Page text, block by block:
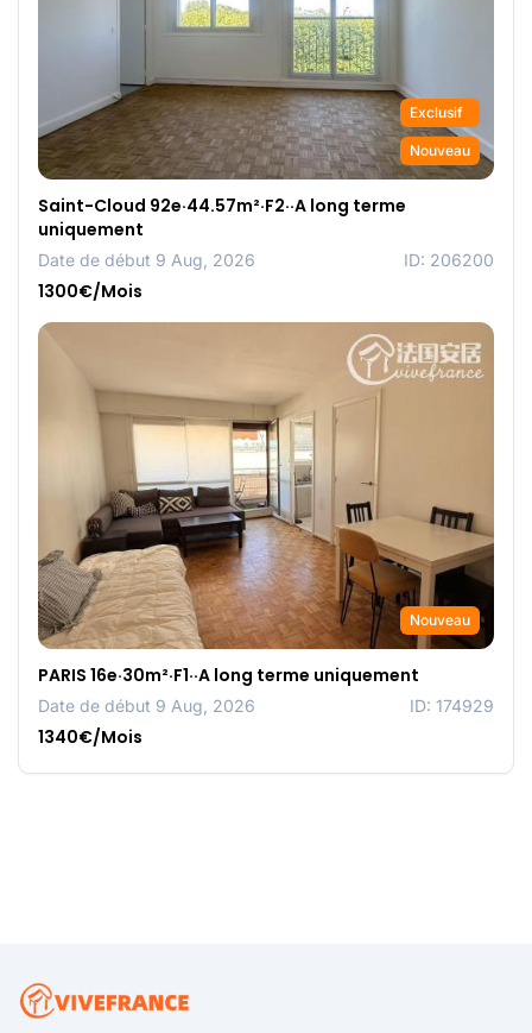
Exclusif
Nouveau
Saint-Cloud 92e·44.57m²·F2··A long terme
uniquement
Date de début 9 Aug, 2026 ID: 206200
1300€/Mois
Nouveau
PARIS 16e·30m²·F1··A long terme uniquement
Date de début 9 Aug, 2026 ID: 174929
1340€/Mois